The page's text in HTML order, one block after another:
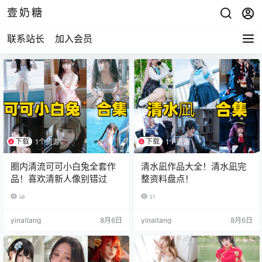
壹奶糖
联系站长 加入会员
下载 1个资源
圈内清流可可小白兔全套作
品！喜欢清新人像别错过
48
yinaitang 8月6日
下载 1个资源
清水凪作品大全！清水凪完
整资料盘点！
31
yinaitang 8月6日